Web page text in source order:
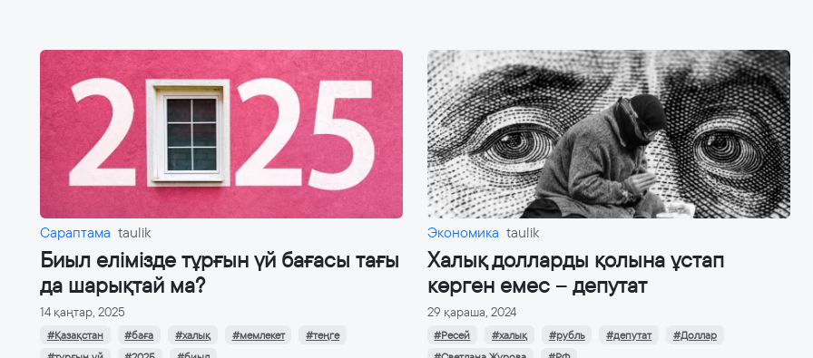
Сараптама taulik
Биыл елімізде тұрғын үй бағасы тағы
да шарықтай ма?
14 қаңтар, 2025
#Қазақстан #баға #халық #мемлекет
#теңге
Экономика taulik
Халық долларды қолына ұстап
көрген емес – депутат
29 қараша, 2024
#Ресей #халық #рубль #депутат
#Доллар